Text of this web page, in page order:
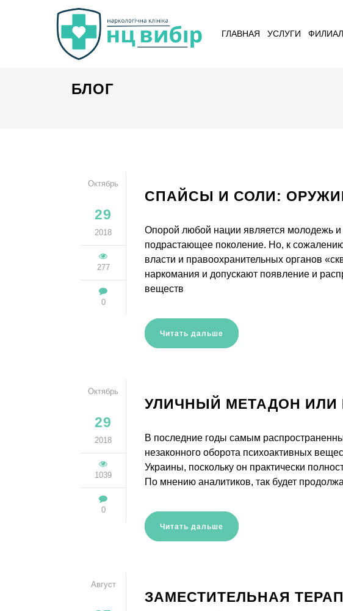
ГЛАВНАЯ УСЛУГИ
БЛОГ
Октябрь
29
2018
277
0
СПАЙСЫ И СОЛИ:
Опорой любой нации является молодежь и
подрастающее поколение. Но, к
власти и правоохранительных органов
наркомания и допускают появление и
веществ
Читать дальше
Октябрь
29
2018
1039
0
УЛИЧНЫЙ МЕТАДОН
В последние годы самым
незаконного оборота психоактивных
Украины, поскольку он практически
По мнению аналитиков, так будет
Читать дальше
Август
ЗАМЕСТИТЕЛЬНАЯ